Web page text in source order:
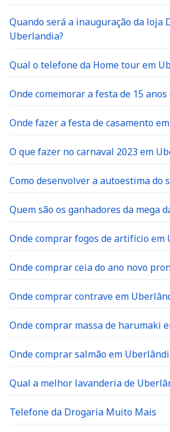
Quando será a inauguração da loja
Uberlandia?
Qual o telefone da Home tour em
Onde comemorar a festa de 15
Onde fazer a festa de casamento
O que fazer no carnaval 2023 em
Como desenvolver a autoestima do
Quem são os ganhadores da mega
Onde comprar fogos de artifício em
Onde comprar ceia do ano novo
Onde comprar contrave em
Onde comprar massa de harumaki
Onde comprar salmão em
Qual a melhor lavanderia de
Telefone da Drogaria Muito Mais